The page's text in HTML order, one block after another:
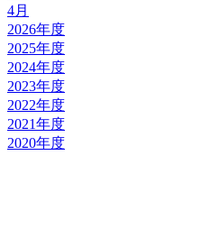
4月
2026年度
2025年度
2024年度
2023年度
2022年度
2021年度
2020年度